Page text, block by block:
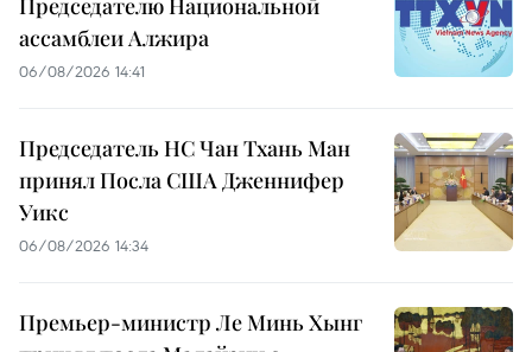
ассамблеи Алжира
06/08/2026 14:41
Председатель НС Чан Тхань Ман
принял Посла США Дженнифер
Уикс
06/08/2026 14:34
Премьер-министр Ле Минь Хынг